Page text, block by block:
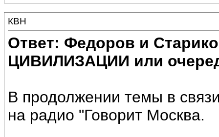
КВН
Ответ: Федоров и
ЦИВИЛИЗАЦИИ или
В продолжении темы в
на радио "Говорит Москва.